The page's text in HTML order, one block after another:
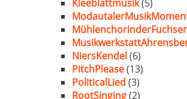
Kleeblattmusik(5)
NiersKendel(6)
PitchPlease(13)
PoliticalLied (3)
RootSinging(2)